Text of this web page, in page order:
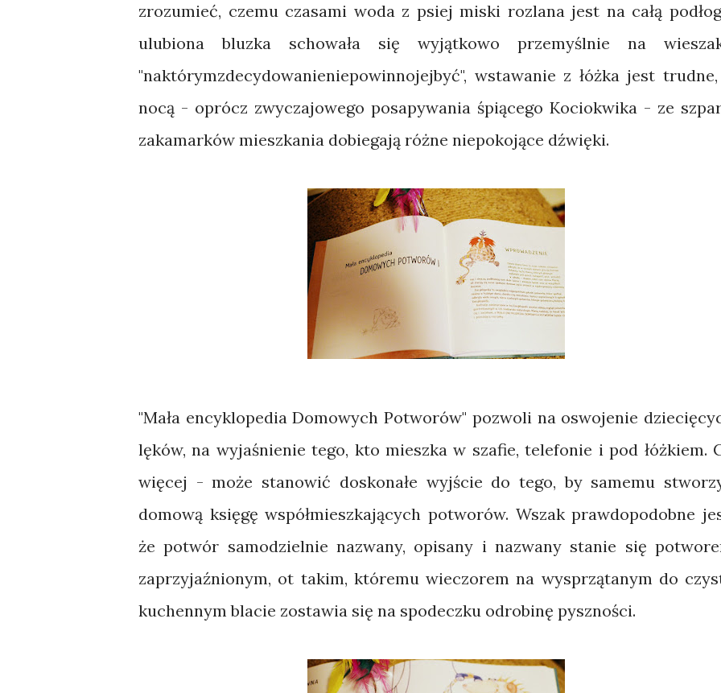
zrozumieć, czemu czasami woda z psiej miski rozlana jest na całą
ulubiona bluzka schowała się wyjątkowo przemyślnie na
"naktórymzdecydowanieniepowinnojejbyć", wstawanie z łóżka jest
nocą - oprócz zwyczajowego posapywania śpiącego Kociokwika - ze
zakamarków mieszkania dobiegają różne niepokojące dźwięki.
"Mała encyklopedia Domowych Potworów" pozwoli na oswojenie
lęków, na wyjaśnienie tego, kto mieszka w szafie, telefonie i pod łóżkiem.
więcej - może stanowić doskonałe wyjście do tego, by samemu
domową księgę współmieszkających potworów. Wszak prawdopodobne
że potwór samodzielnie nazwany, opisany i nazwany stanie się
zaprzyjaźnionym, ot takim, któremu wieczorem na wysprzątanym do
kuchennym blacie zostawia się na spodeczku odrobinę pyszności.